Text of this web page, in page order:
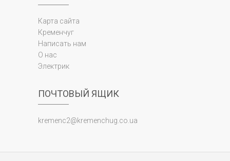
Карта сайта
Кременчуг
Написать нам
О нас
Электрик
ПОЧТОВЫЙ ЯЩИК
kremenc2@kremenchug.co.ua